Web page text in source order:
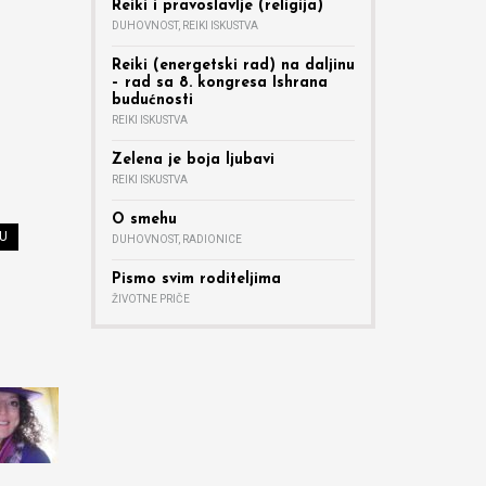
Reiki i pravoslavlje (religija)
DUHOVNOST, REIKI ISKUSTVA
Reiki (energetski rad) na daljinu
– rad sa 8. kongresa Ishrana
budućnosti
REIKI ISKUSTVA
Zelena je boja ljubavi
REIKI ISKUSTVA
O smehu
DUHOVNOST, RADIONICE
Pismo svim roditeljima
ŽIVOTNE PRIČE